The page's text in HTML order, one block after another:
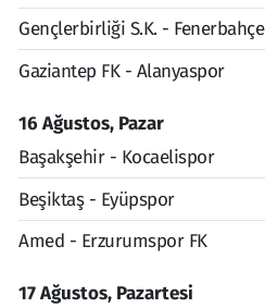
Gençlerbirliği S.K. - Fenerbahçe
Gaziantep FK - Alanyaspor
16 Ağustos, Pazar
Başakşehir - Kocaelispor
Beşiktaş - Eyüpspor
Amed - Erzurumspor FK
17 Ağustos, Pazartesi